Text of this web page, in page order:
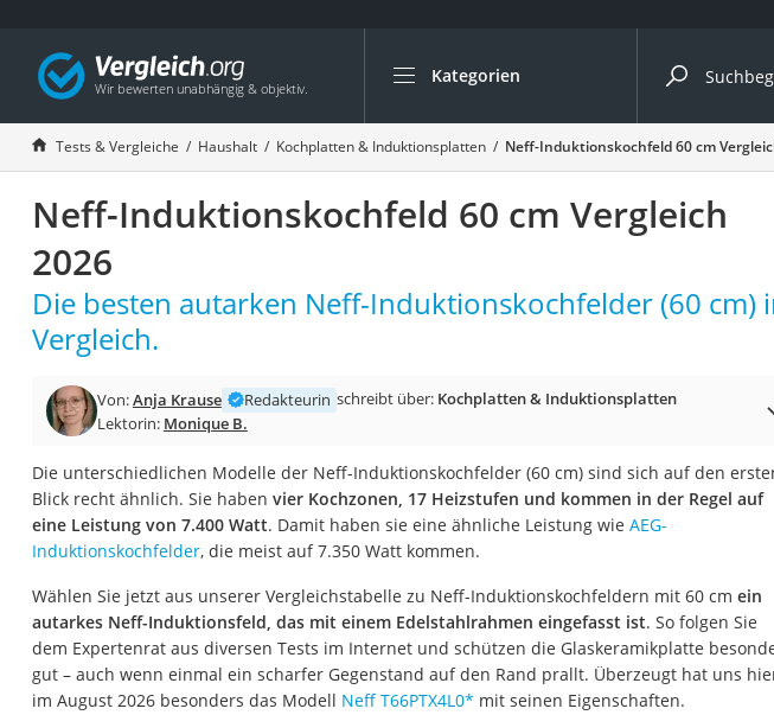
Kategorien
Die beliebtesten Vergleiche nach Kategorie
Haushalt
Wassersprudler
Zentralstaubsauger
Wäschespinne
Spülmaschinentabs
Eierkocher
AEG-Waschmaschine
Saug-Wisch-Roboter
Handstaubsauger
Milchaufschäumer
Kondenstrockner
Reiskocher
Tests & Vergleiche Haushalt Kochplatten & Induktionsplatten Neff-Induktionskochfeld 60 cm
Neff-Induktionskochfeld 60 cm Vergleich
2026
Die besten autarken Neff-Induktionskochfelder (60 cm)
Vergleich.
Von:Anja Krause Redakteurin schreibt über: Kochplatten & Induktionsplatten
Lektorin: Monique B.
Die unterschiedlichen Modelle der Neff-Induktionskochfelder (60 cm) sind sich auf den
Blick recht ähnlich. Sie haben vier Kochzonen, 17 Heizstufen und kommen in der Regel auf
eine Leistung von 7.400 Watt. Damit haben sie eine ähnliche Leistung wie AEG-
Induktionskochfelder, die meist auf 7.350 Watt kommen.
Wählen Sie jetzt aus unserer Vergleichstabelle zu Neff-Induktionskochfeldern mit 60 cm ein
autarkes Neff-Induktionsfeld, das mit einem Edelstahlrahmen eingefasst ist. So folgen Sie
dem Expertenrat aus diversen Tests im Internet und schützen die Glaskeramikplatte
gut – auch wenn einmal ein scharfer Gegenstand auf den Rand prallt. Überzeugt hat uns
im August 2026 besonders das Modell Neff T66PTX4L0* mit seinen Eigenschaften.